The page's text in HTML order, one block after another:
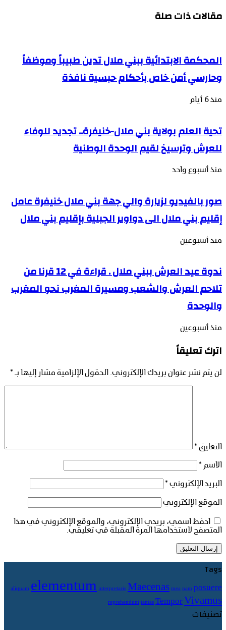
مقالات ذات صلة
المحكمة الابتدائية ببني ملال تدين طبيباً وموظفاً
وحارسي أمن خاص بأحكام حبسية نافذة
منذ 6 أيام
تحية العلم بولاية بني ملال-خنيفرة.. تجديد للوفاء
للعرش وترسيخ لقيم الوحدة الوطنية
منذ أسبوع واحد
صور بالفيديو لزيارة والي جهة بني ملال خنيفرة عامل
إقليم بني ملال الى دواوير الجبلية بإقليم بني ملال
منذ أسبوعين
ندوة عيد العرش ببني ملال . قراءة في 12 قرنا من
تلاحم العرش والشعب ومسيرة المغرب نحو المغرب
والوحدة
منذ أسبوعين
اترك تعليقاً
لن يتم نشر عنوان بريدك الإلكتروني. الحقول الإلزامية مشار إليها بـ *
التعليق *
الاسم *
البريد الإلكتروني *
الموقع الإلكتروني
احفظ اسمي، بريدي الإلكتروني، والموقع الإلكتروني في هذا
المتصفح لاستخدامها المرة المقبلة في تعليقي.
Tags
aliquam elementum interpretaris Maecenas mea nam posuere
reprehendunt tantas Tempor Vivamus
تصنيفات